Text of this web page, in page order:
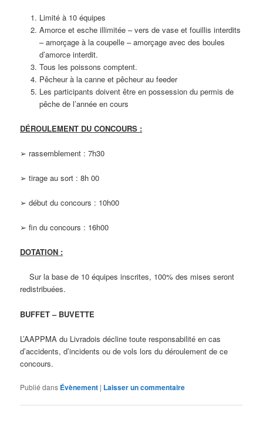
Limité à 10 équipes
Amorce et esche illimitée – vers de vase et fouillis interdits
– amorçage à la coupelle – amorçage avec des boules
d’amorce interdit.
Tous les poissons comptent.
Pêcheur à la canne et pêcheur au feeder
Les participants doivent être en possession du permis de
pêche de l’année en cours
DÉROULEMENT DU CONCOURS :
➢ rassemblement : 7h30
➢ tirage au sort : 8h 00
➢ début du concours : 10h00
➢ fin du concours : 16h00
DOTATION :
Sur la base de 10 équipes inscrites, 100% des mises seront
redistribuées.
BUFFET – BUVETTE
L’AAPPMA du Livradois décline toute responsabilité en cas
d’accidents, d’incidents ou de vols lors du déroulement de ce
concours.
Publié dans Évènement | Laisser un commentaire